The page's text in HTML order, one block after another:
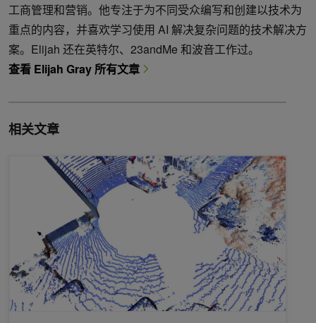
工商管理和营销。他专注于为不同受众编写和创建以技术为
重点的内容，并喜欢学习使用 AI 解决复杂问题的技术解决方
案。Elijah 还在英特尔、23andMe 和波音工作过。
查看 Elijah Gray 所有文章
相关文章
用神经激光雷达场感知自动驾驶汽车仿真的新前沿